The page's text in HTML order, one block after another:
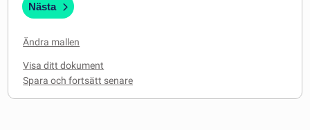
Nästa
Ändra mallen
Visa ditt dokument